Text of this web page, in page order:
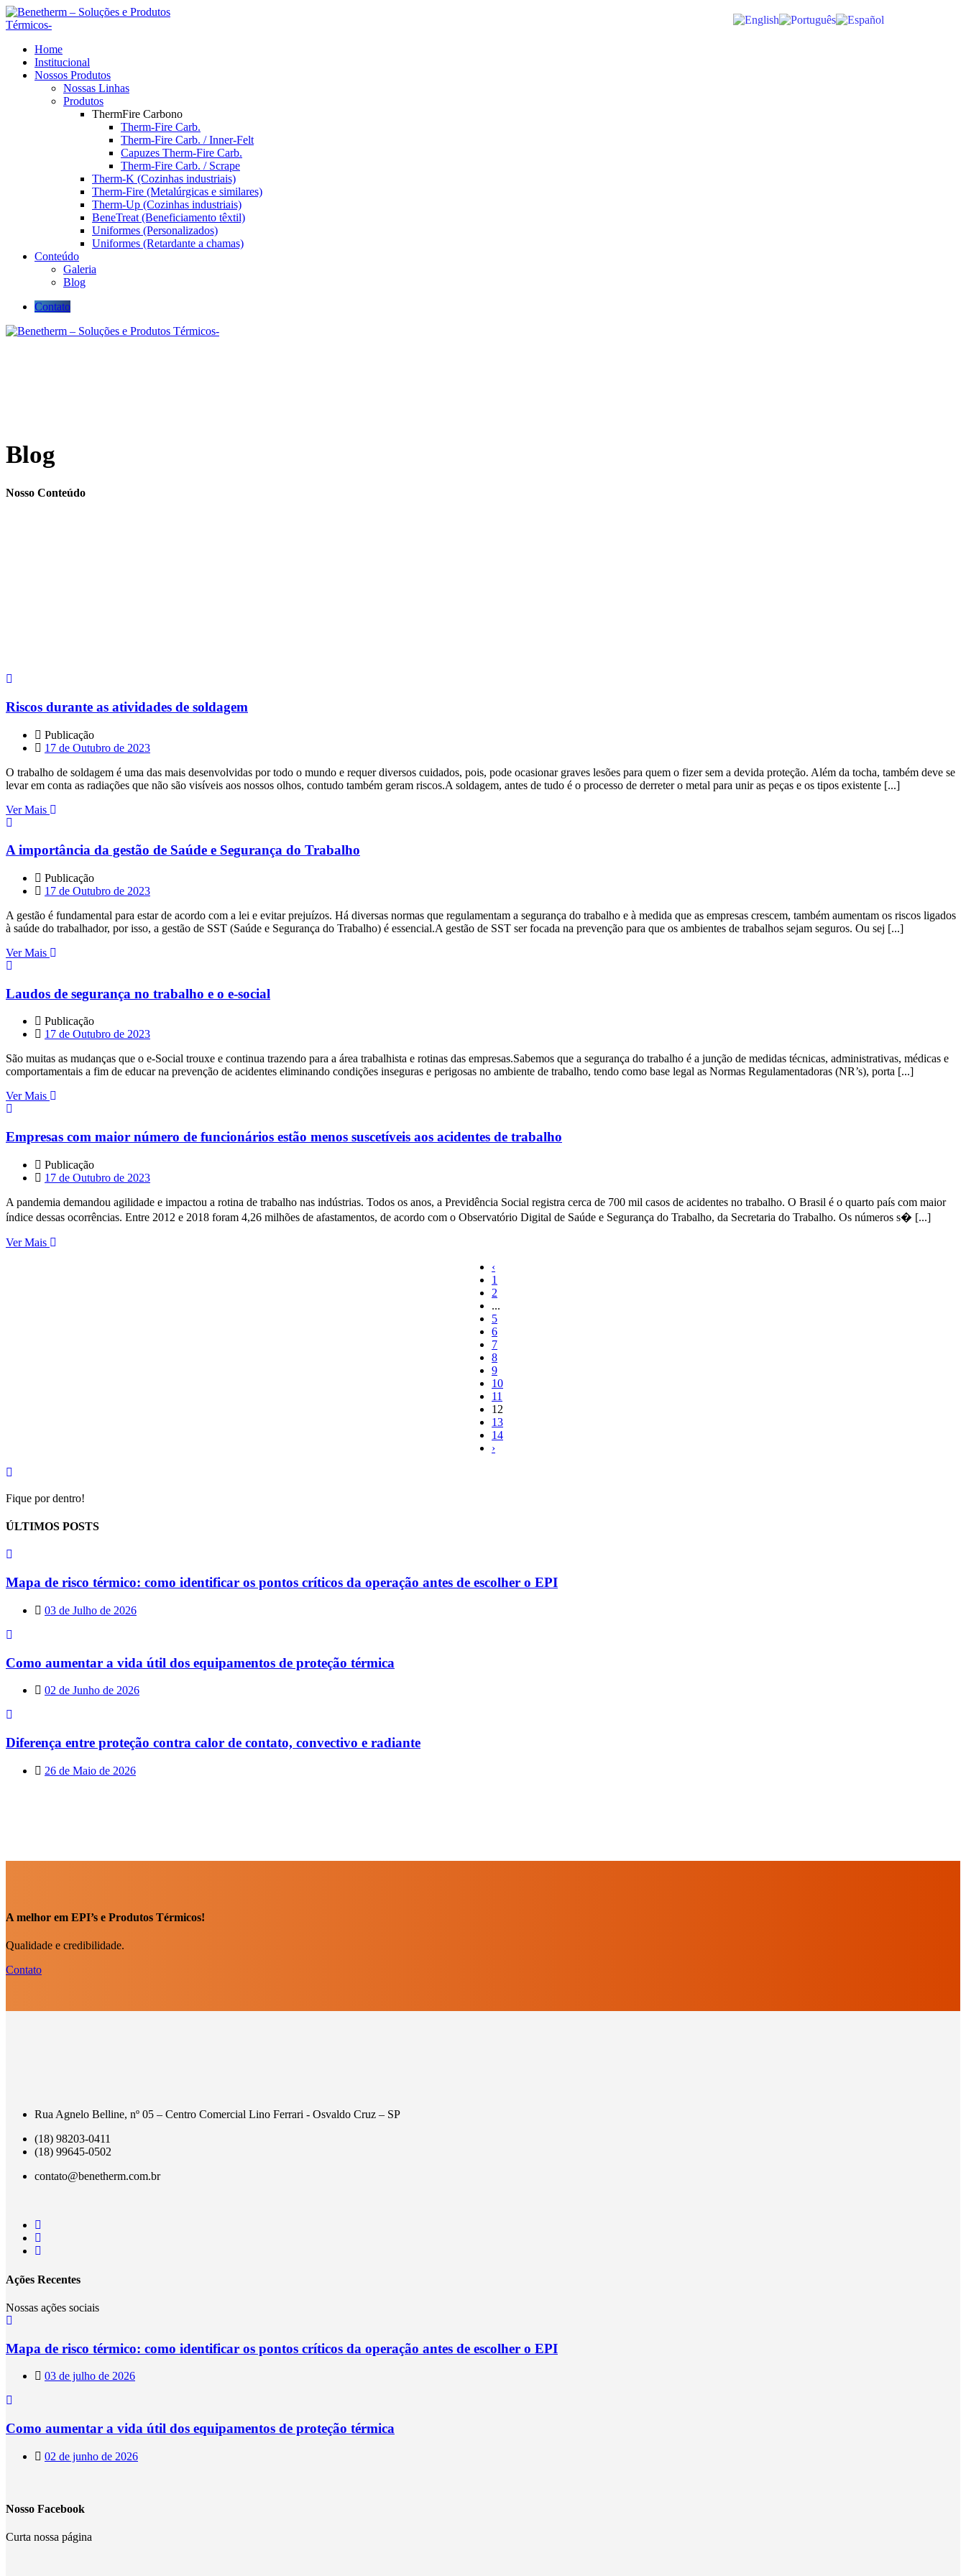
Home
Institucional
Nossos Produtos
Nossas Linhas
Produtos
ThermFire Carbono
Therm-Fire Carb.
Therm-Fire Carb. / Inner-Felt
Capuzes Therm-Fire Carb.
Therm-Fire Carb. / Scrape
Therm-K (Cozinhas industriais)
Therm-Fire (Metalúrgicas e similares)
Therm-Up (Cozinhas industriais)
BeneTreat (Beneficiamento têxtil)
Uniformes (Personalizados)
Uniformes (Retardante a chamas)
Conteúdo
Galeria
Blog
Contato
Blog
Nosso Conteúdo
Riscos durante as atividades de soldagem
Publicação
17 de Outubro de 2023
O trabalho de soldagem é uma das mais desenvolvidas por todo o mundo e requer diversos cuidados, pois, pode ocasionar graves lesões para quem o fizer sem a devida proteção. Além da tocha, também deve se
levar em conta as radiações que não são visíveis aos nossos olhos, contudo também geram riscos.A soldagem, antes de tudo é o processo de derreter o metal para unir as peças e os tipos existente [...]
Ver Mais
A importância da gestão de Saúde e Segurança do Trabalho
Publicação
17 de Outubro de 2023
A gestão é fundamental para estar de acordo com a lei e evitar prejuízos. Há diversas normas que regulamentam a segurança do trabalho e à medida que as empresas crescem, também aumentam os riscos ligados
à saúde do trabalhador, por isso, a gestão de SST (Saúde e Segurança do Trabalho) é essencial.A gestão de SST ser focada na prevenção para que os ambientes de trabalhos sejam seguros. Ou sej [...]
Ver Mais
Laudos de segurança no trabalho e o e-social
Publicação
17 de Outubro de 2023
São muitas as mudanças que o e-Social trouxe e continua trazendo para a área trabalhista e rotinas das empresas.Sabemos que a segurança do trabalho é a junção de medidas técnicas, administrativas, médicas e
comportamentais a fim de educar na prevenção de acidentes eliminando condições inseguras e perigosas no ambiente de trabalho, tendo como base legal as Normas Regulamentadoras (NR’s), porta [...]
Ver Mais
Empresas com maior número de funcionários estão menos suscetíveis aos acidentes de trabalho
Publicação
17 de Outubro de 2023
A pandemia demandou agilidade e impactou a rotina de trabalho nas indústrias. Todos os anos, a Previdência Social registra cerca de 700 mil casos de acidentes no trabalho. O Brasil é o quarto país com maior
índice dessas ocorrências. Entre 2012 e 2018 foram 4,26 milhões de afastamentos, de acordo com o Observatório Digital de Saúde e Segurança do Trabalho, da Secretaria do Trabalho. Os números s� [...]
Ver Mais
‹
1
2
...
5
6
7
8
9
10
11
12
13
14
›
Fique por dentro!
ÚLTIMOS POSTS
Mapa de risco térmico: como identificar os pontos críticos da operação antes de escolher o EPI
03 de Julho de 2026
Como aumentar a vida útil dos equipamentos de proteção térmica
02 de Junho de 2026
Diferença entre proteção contra calor de contato, convectivo e radiante
26 de Maio de 2026
A melhor em EPI’s e Produtos Térmicos!
Qualidade e credibilidade.
Contato
Rua Agnelo Belline, nº 05 – Centro Comercial Lino Ferrari - Osvaldo Cruz – SP
(18) 98203-0411
(18) 99645-0502
contato@benetherm.com.br
Ações Recentes
Nossas ações sociais
Mapa de risco térmico: como identificar os pontos críticos da operação antes de escolher o EPI
03 de julho de 2026
Como aumentar a vida útil dos equipamentos de proteção térmica
02 de junho de 2026
Nosso Facebook
Curta nossa página